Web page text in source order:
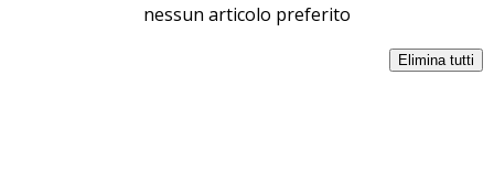
nessun articolo preferito